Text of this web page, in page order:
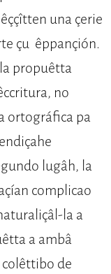
una çerie
çu êppançión.
propuêtta
no
ortográ­fica pa
lugâh, la
compli­cao
la a
a ambâ
de